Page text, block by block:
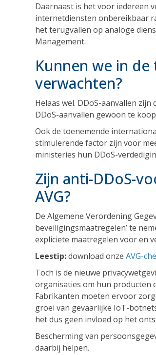
Daarnaast is het voor iedereen
internetdiensten onbereikbaar
het terugvallen op analoge
Management.
Kunnen we in
verwachten?
Helaas wel. DDoS-aanvallen
DDoS-aanvallen gewoon te
Ook de toenemende
stimulerende factor zijn voor
ministeries hun DDoS-
Zijn anti-DDoS-
AVG?
De Algemene Verordening
beveiligingsmaatregelen’ te
expliciete maatregelen voor en
Leestip:download onze AVG-
Toch is de nieuwe
organisaties om hun producten
Fabrikanten moeten ervoor
groei van gevaarlijke IoT-
het dus geen invloed op het
Bescherming van
daarbij helpen.